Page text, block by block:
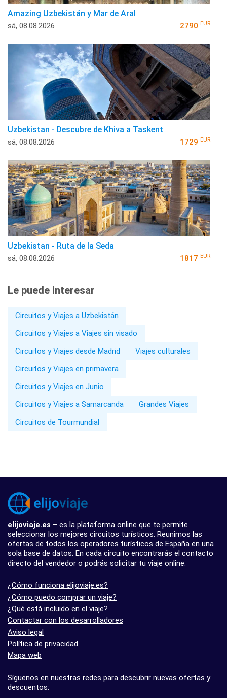
Amazing Uzbekistán y Mar de Aral
sá, 08.08.2026 2790 EUR
Uzbekistan - Descubre de Khiva a Taskent
sá, 08.08.2026 1729 EUR
Uzbekistan - Ruta de la Seda
sá, 08.08.2026 1817 EUR
Le puede interesar
Circuitos y Viajes a Uzbekistán
Circuitos y Viajes a Viajes sin visado
Circuitos y Viajes desde Madrid
Viajes culturales
Circuitos y Viajes en primavera
Circuitos y Viajes en Junio
Circuitos y Viajes a Samarcanda
Grandes Viajes
Circuitos de Tourmundial
elijoviaje.es – es la plataforma online que te permite
seleccionar los mejores circuitos turísticos. Reunimos las
ofertas de todos los operadores turísticos de España en una
sola base de datos. En cada circuito encontrarás el contacto
directo del vendedor o podrás solicitar tu viaje online.
¿Cómo funciona elijoviaje.es?
¿Cómo puedo comprar un viaje?
¿Qué está incluido en el viaje?
Contactar con los desarrolladores
Aviso legal
Política de privacidad
Mapa web
Síguenos en nuestras redes para descubrir nuevas ofertas y
descuentos: